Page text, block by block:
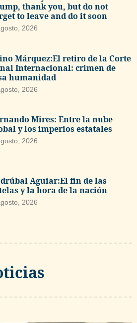
thank you, but do not
to leave and do it soon
2026
Márquez:El retiro de la Corte
Internacional: crimen de
humanidad
2026
Mires: Entre la nube
y los imperios estatales
2026
Aguiar:El fin de las
y la hora de la nación
2026